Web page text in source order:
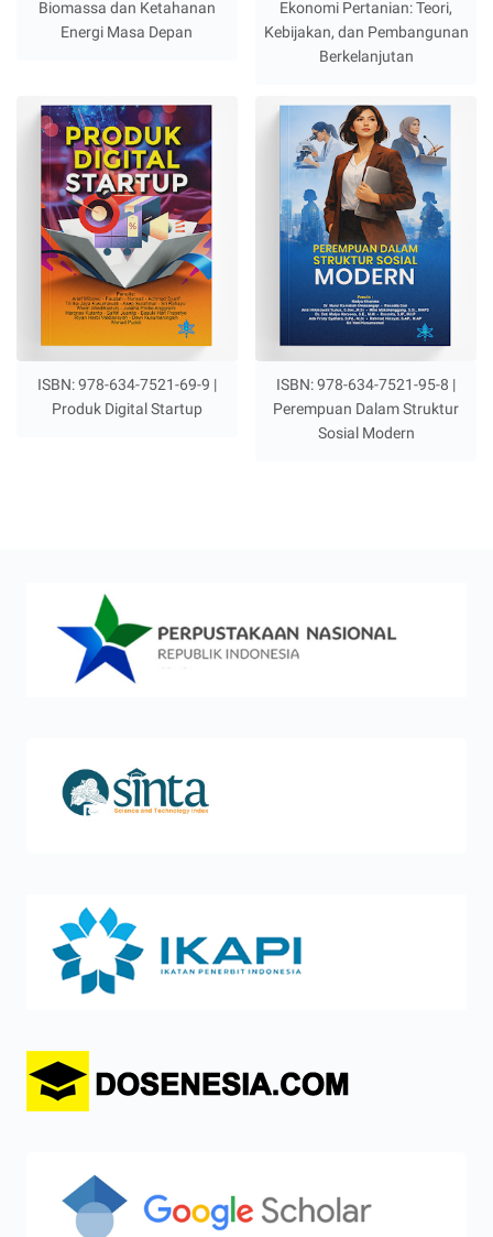
Biomassa dan Ketahanan
Energi Masa Depan
Ekonomi Pertanian: Teori,
Kebijakan, dan Pembangunan
Berkelanjutan
ISBN: 978-634-7521-69-9 |
Produk Digital Startup
ISBN: 978-634-7521-95-8 |
Perempuan Dalam Struktur
Sosial Modern